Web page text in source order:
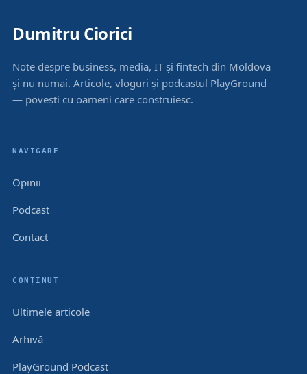
Dumitru Ciorici
Note despre business, media, IT și fintech din Moldova
și nu numai. Articole, vloguri și podcastul PlayGround
— povești cu oameni care construiesc.
NAVIGARE
Opinii
Podcast
Contact
CONȚINUT
Ultimele articole
Arhivă
PlayGround Podcast